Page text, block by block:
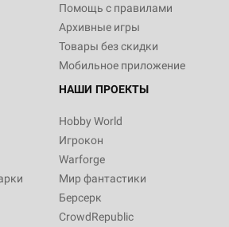
Помощь с правилами
Архивные игры
Товары без скидки
Мобильное приложение
НАШИ ПРОЕКТЫ
Hobby World
Игрокон
Warforge
Мир фантастики
Берсерк
CrowdRepublic